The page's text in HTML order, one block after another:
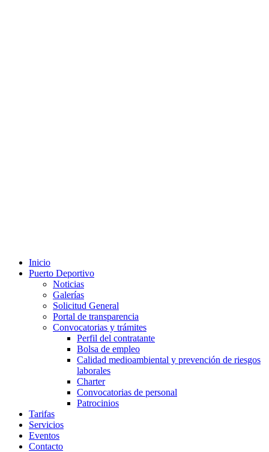
Inicio
Puerto Deportivo
Noticias
Galerías
Solicitud General
Portal de transparencia
Convocatorias y trámites
Perfil del contratante
Bolsa de empleo
Calidad medioambiental y prevención de riesgos
laborales
Charter
Convocatorias de personal
Patrocinios
Tarifas
Servicios
Eventos
Contacto